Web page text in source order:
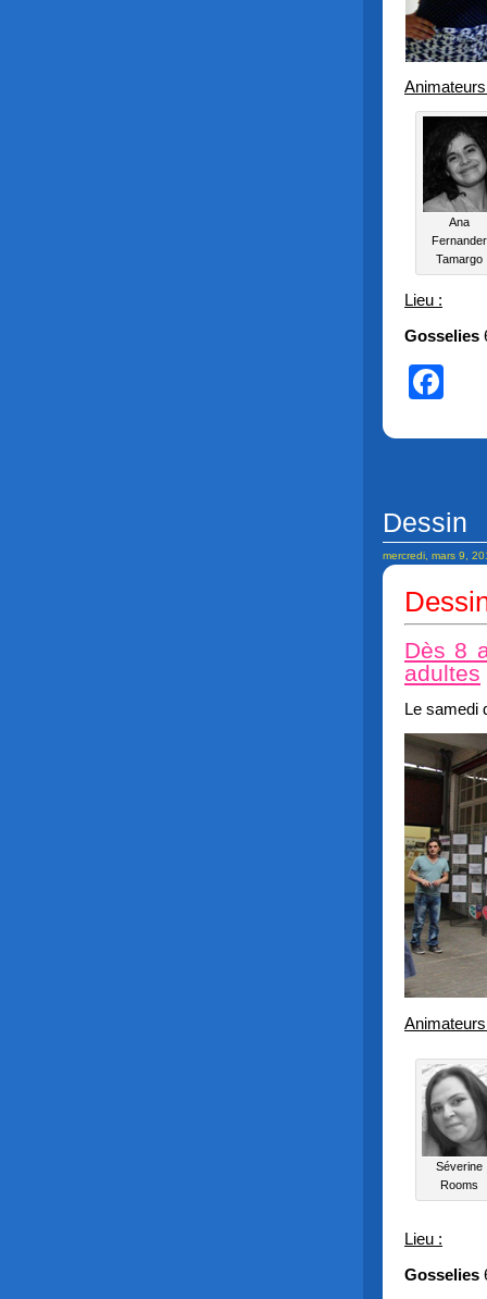
Ana
Fernander
Tamargo
Lieu :
Gosselies
Dessin
mercredi, mars 9,
Dès 8
adultes
Le samedi
Séverine
Rooms
Lieu :
Gosselies